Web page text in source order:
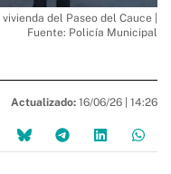
del Paseo del Cauce |
Fuente: Policía Municipal
Actualizado: 16/06/26 | 14:26